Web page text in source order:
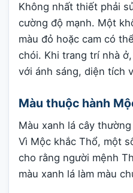
Không nhất thiết phải
cường độ mạnh. Một
màu đỏ hoặc cam có
chói. Khi trang trí nhà
với ánh sáng, diện tích
Màu thuộc hành
Màu xanh lá cây
Vì Mộc khắc Thổ, một
cho rằng người mệnh
màu xanh lá làm màu